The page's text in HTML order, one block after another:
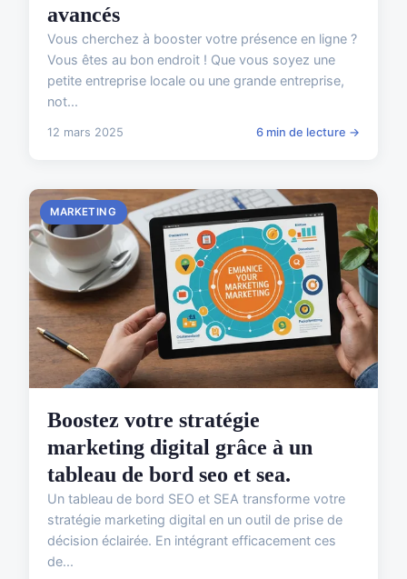
avancés
Vous cherchez à booster votre présence en ligne ?
Vous êtes au bon endroit ! Que vous soyez une
petite entreprise locale ou une grande entreprise,
not...
12 mars 2025 6 min de lecture →
MARKETING
Boostez votre stratégie
marketing digital grâce à un
tableau de bord seo et sea.
Un tableau de bord SEO et SEA transforme votre
stratégie marketing digital en un outil de prise de
décision éclairée. En intégrant efficacement ces
de...